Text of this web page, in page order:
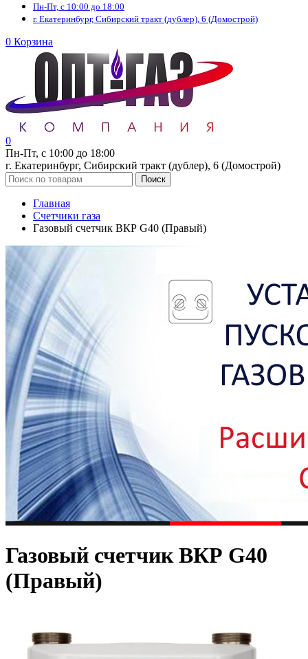
Пн-Пт, с 10:00 до 18:00
г. Екатеринбург, Сибирский тракт (дублер), 6 (Домострой)
0 Корзина
0
Пн-Пт, с 10:00 до 18:00
г. Екатеринбург, Сибирский тракт (дублер), 6 (Домострой)
Поиск
Главная
Счетчики газа
Газовый счетчик ВКР G40 (Правый)
Газовый счетчик ВКР G40
(Правый)